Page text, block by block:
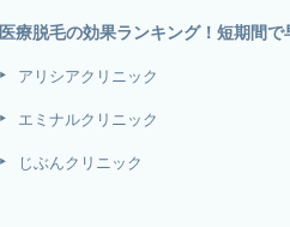
医療脱毛の効果ランキング！短期間で
アリシアクリニック
エミナルクリニック
じぶんクリニック